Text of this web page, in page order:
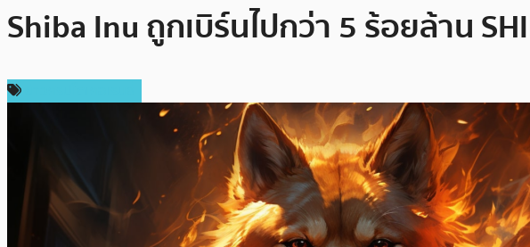
Shiba Inu ถูกเบิร์นไปกว่า 5 ร้อยล้าน